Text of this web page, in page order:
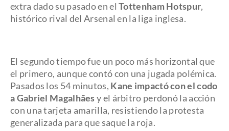
extra dado su pasado en elTottenham Hotspur,
histórico rival del Arsenal en la liga inglesa.
El segundo tiempo fue un poco más horizontal que
el primero, aunque contó con una jugada polémica.
Pasados los 54 minutos, Kane impactó con el codo
a Gabriel Magalhãesy el árbitro perdonó la acción
con una tarjeta amarilla, resistiendo la protesta
generalizada para que saque la roja.